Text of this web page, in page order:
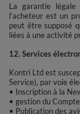
La garantie
l’acheteur est un
peut être supposé
liées à une activité
12. Services
Kontri Ltd est
Service), par voie
• Inscription à la
• gestion du
• Publication des